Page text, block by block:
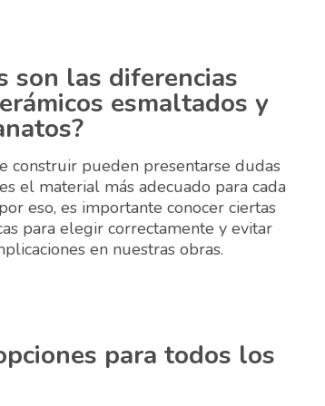
son las diferencias
esmaltados y
construir pueden presentarse dudas
el material más adecuado para cada
eso, es importante conocer ciertas
para elegir correctamente y evitar
en nuestras obras.
para todos los